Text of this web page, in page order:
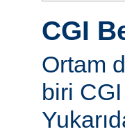
CGI
Ortam
biri